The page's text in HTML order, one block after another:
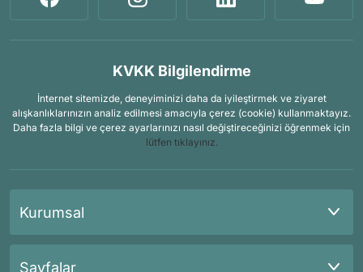
KVKK Bilgilendirme
İnternet sitemizde, deneyiminizi daha da iyileştirmek ve ziyaret
alışkanlıklarınızın analiz edilmesi amacıyla çerez (cookie) kullanmaktayız.
Daha fazla bilgi ve çerez ayarlarınızı nasıl değiştireceğinizi öğrenmek için
lütfen tıklayınız.
Kurumsal
Sayfalar